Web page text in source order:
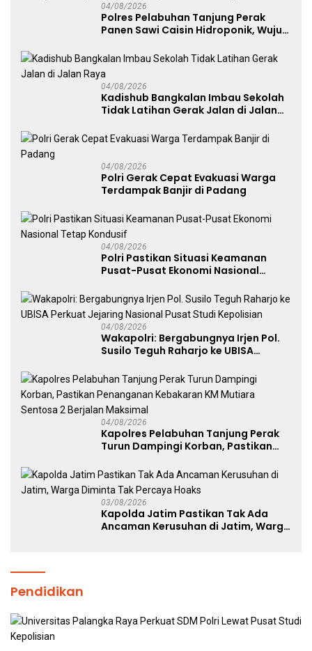
04/08/2026
Polres Pelabuhan Tanjung Perak
Panen Sawi Caisin Hidroponik, Wujud
Nasional
04/08/2026
Kadishub Bangkalan Imbau Sekolah
Tidak Latihan Gerak Jalan di Jalan
04/08/2026
Polri Gerak Cepat Evakuasi Warga
Terdampak Banjir di Padang
04/08/2026
Polri Pastikan Situasi Keamanan
Pusat-Pusat Ekonomi Nasional
04/08/2026
Wakapolri: Bergabungnya Irjen Pol.
Susilo Teguh Raharjo ke UBISA
Studi Kepolisian
04/08/2026
Kapolres Pelabuhan Tanjung Perak
Turun Dampingi Korban, Pastikan
Sentosa 2 Berjalan Maksimal
03/08/2026
Kapolda Jatim Pastikan Tak Ada
Ancaman Kerusuhan di Jatim, Warga
Pendidikan